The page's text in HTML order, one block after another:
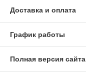
Доставка и оплата
График работы
Полная версия сайта